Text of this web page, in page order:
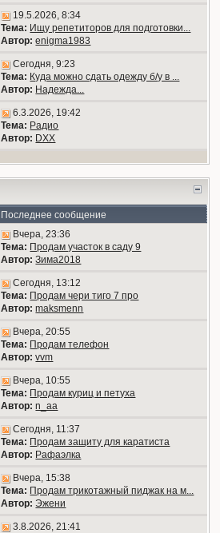
19.5.2026, 8:34
Тема: Ищу репетиторов для подготовки...
Автор: enigma1983
Сегодня, 9:23
Тема: Куда можно сдать одежду б/у в ...
Автор: Надежда...
6.3.2026, 19:42
Тема: Радио
Автор: DXX
Последнее сообщение
Вчера, 23:36
Тема: Продам участок в саду 9
Автор: Зима2018
Сегодня, 13:12
Тема: Продам чери тиго 7 про
Автор: maksmenn
Вчера, 20:55
Тема: Продам телефон
Автор: vvm
Вчера, 10:55
Тема: Продам куриц и петуха
Автор: n_aa
Сегодня, 11:37
Тема: Продам защиту для каратиста
Автор: Рафаэлка
Вчера, 15:38
Тема: Продам трикотажный пиджак на м...
Автор: Эжени
3.8.2026, 21:41